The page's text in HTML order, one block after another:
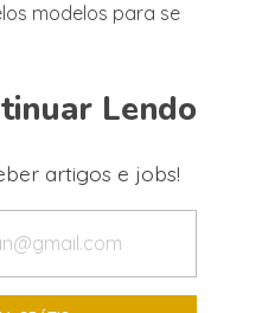
modelos para se
Lendo
artigos e jobs!